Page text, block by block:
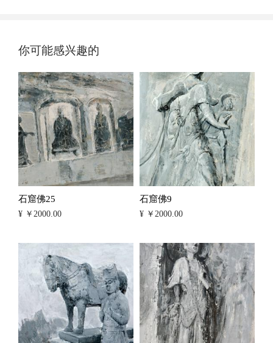
你可能感兴趣的
石窟佛25
¥ ￥2000.00
石窟佛9
¥ ￥2000.00